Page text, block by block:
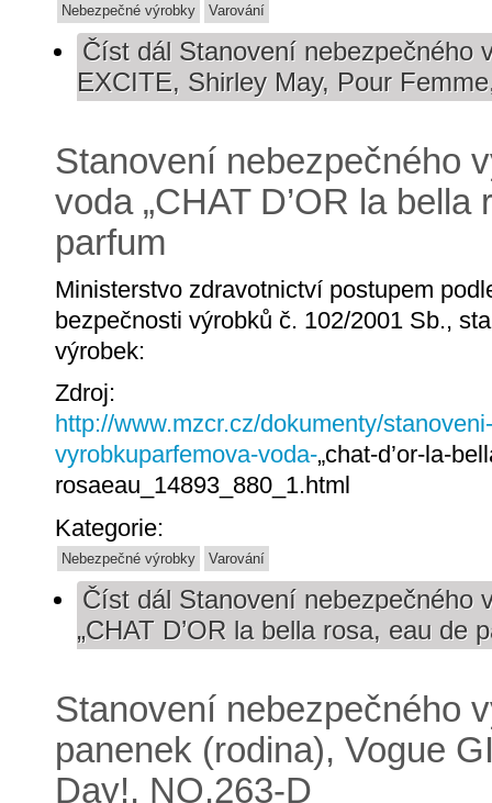
Nebezpečné výrobky Varování
Číst dál Stanovení nebezpečného
EXCITE, Shirley May, Pour
Stanovení nebezpečného
voda „CHAT D’OR la bella
parfum
Ministerstvo zdravotnictví postupem
bezpečnosti výrobků č. 102/2001 Sb.,
výrobek:
Zdroj:
http://www.mzcr.cz/dokumenty/
vyrobkuparfemova-voda-„chat-d’or-la-
rosaeau_14893_880_1.html
Kategorie:
Nebezpečné výrobky Varování
Číst dál Stanovení nebezpečného
„CHAT D’OR la bella rosa, eau de
Stanovení nebezpečného
panenek (rodina), Vogue
Day!, NO.263-D